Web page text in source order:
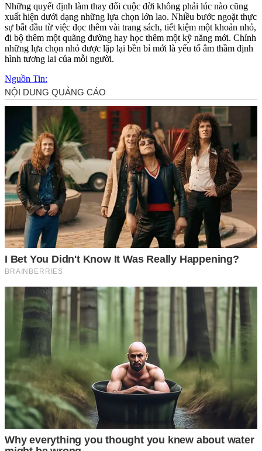
Những quyết định làm thay đổi cuộc đời không phải lúc nào cũng
xuất hiện dưới dạng những lựa chọn lớn lao. Nhiều bước ngoặt thực
sự bắt đầu từ việc đọc thêm vài trang sách, tiết kiệm một khoản nhỏ,
đi bộ thêm một quãng đường hay học thêm một kỹ năng mới. Chính
những lựa chọn nhỏ được lặp lại bền bỉ mới là yếu tố âm thầm định
hình tương lai của mỗi người.
Nguồn Tin: